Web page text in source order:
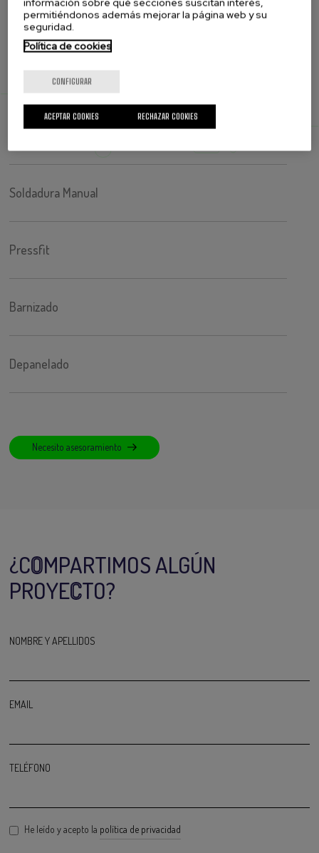
Universales Ajustables
Soldadura por Ola
Soldadura Manual
Pressfit
Barnizado
Depanelado
Necesito asesoramiento
¿COMPARTIMOS ALGÚN
PROYECTO?
NOMBRE Y APELLIDOS
EMAIL
TELÉFONO
He leído y acepto la política de privacidad
permitiéndonos además mejorar la página web y su
seguridad.
Política de cookies
CONFIGURAR
RECHAZAR COOKIES
ACEPTAR COOKIES